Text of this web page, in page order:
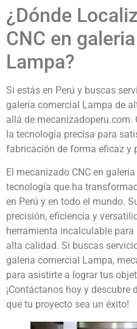
¿Dónde
CNC en
Lampa?
Si estás en Perú y buscas
galeria comercial Lampa de
allá de
la tecnología precisa para
fabricación de forma eficaz y
El mecanizado CNC en
tecnología que ha
en Perú y en todo el mundo.
precisión, eficiencia y
herramienta incalculable
alta calidad. Si buscas
galeria comercial Lampa,
para asistirte a lograr tus
¡Contáctanos hoy y descubre
que tu proyecto sea un éxito!